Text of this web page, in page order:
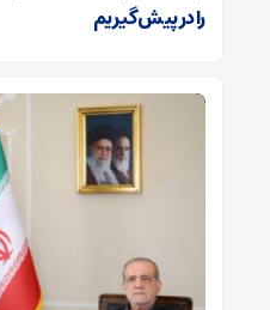
را در پیش گیریم